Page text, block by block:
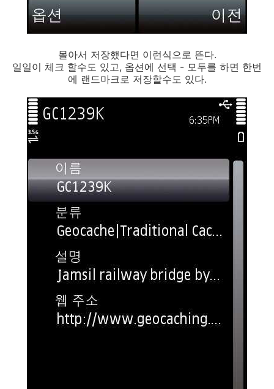
몰아서 저장했다면 이런식으로 뜬다.
일일이 체크 할수도 있고, 옵션에 선택 - 모두를 하면 한번
에 랜드마크로 저장할수도 있다.